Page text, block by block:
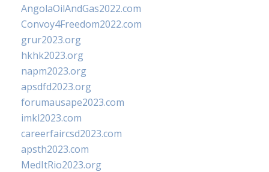
AngolaOilAndGas2022.com
Convoy4Freedom2022.com
grur2023.org
hkhk2023.org
napm2023.org
apsdfd2023.org
forumausape2023.com
imkl2023.com
careerfaircsd2023.com
apsth2023.com
MedItRio2023.org